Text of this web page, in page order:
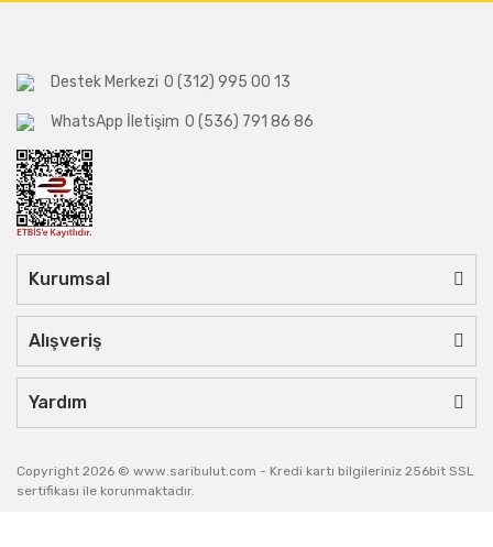
Destek Merkezi 0 (312) 995 00 13
WhatsApp İletişim 0 (536) 791 86 86
Kurumsal
Alışveriş
Yardım
Copyright 2026 © www.saribulut.com - Kredi kartı bilgileriniz 256bit SSL
sertifikası ile korunmaktadır.